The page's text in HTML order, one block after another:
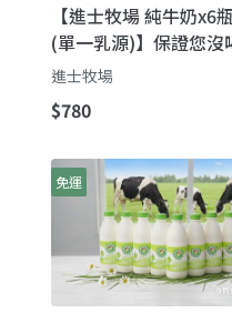
【進士牧場 純牛奶x6
(單一乳源)】保證您沒
「娟姍」級濃醇香
進士牧場
$780
免運